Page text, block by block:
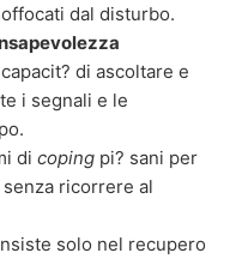
dal disturbo.
di ascoltare e
i segnali e le
di coping pi? sani per
ricorrere al
solo nel recupero